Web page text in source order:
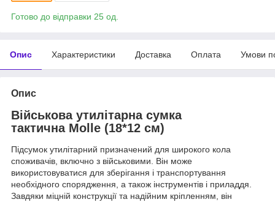
Готово до відправки 25 од.
Опис Характеристики Доставка Оплата Умови
Опис
Військова утилітарна сумка
тактична Molle (18*12 см)
Підсумок утилітарний призначений для широкого кола
споживачів, включно з військовими. Він може
використовуватися для зберігання і транспортування
необхідного спорядження, а також інструментів і приладдя.
Завдяки міцній конструкції та надійним кріпленням, він